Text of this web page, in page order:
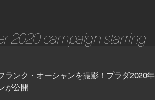
2020 campaign starring
ランク・オーシャンを撮影！プラダ2020年
が公開